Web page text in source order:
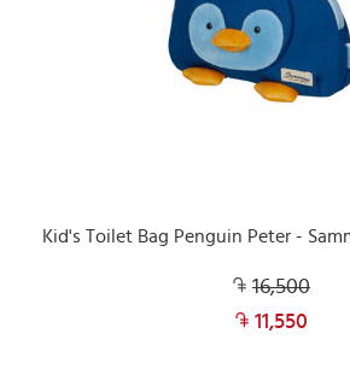
Kid's Toilet Bag Penguin Peter -
16,500
11,550